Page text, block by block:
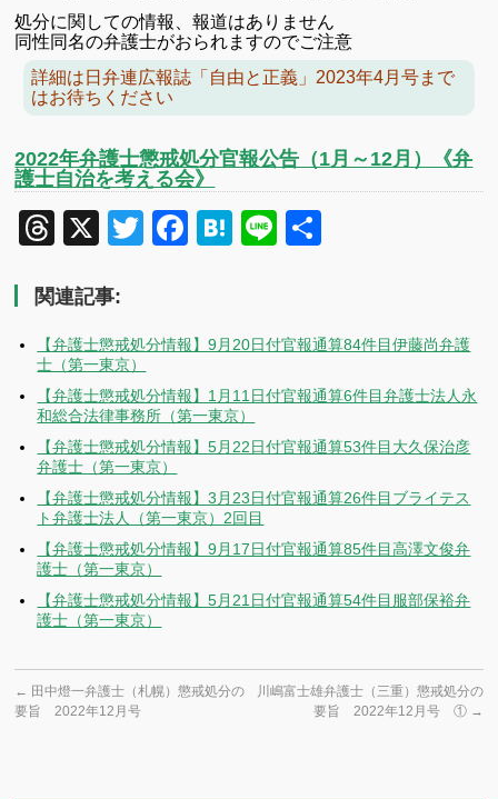
処分に関しての情報、報道はありません
同性同名の弁護士がおられますのでご注意
詳細は日弁連広報誌「自由と正義」2023年4月号まで
はお待ちください
2022年弁護士懲戒処分官報公告（1月～12月）《弁
護士自治を考える会》
Threads
X TwitterFacebook
Hatena
Line
関連記事:
【弁護士懲戒処分情報】9月20日付官報通算84件目伊藤尚弁護
士（第一東京）
【弁護士懲戒処分情報】1月11日付官報通算6件目弁護士法人永
和総合法律事務所（第一東京）
【弁護士懲戒処分情報】5月22日付官報通算53件目大久保治彦
弁護士（第一東京）
【弁護士懲戒処分情報】3月23日付官報通算26件目ブライテス
ト弁護士法人（第一東京）2回目
【弁護士懲戒処分情報】9月17日付官報通算85件目高澤文俊弁
護士（第一東京）
【弁護士懲戒処分情報】5月21日付官報通算54件目服部保裕弁
護士（第一東京）
← 田中燈一弁護士（札幌）懲戒処分の
要旨 2022年12月号
川嶋富士雄弁護士（三重）懲戒処分の
要旨 2022年12月号 ① →